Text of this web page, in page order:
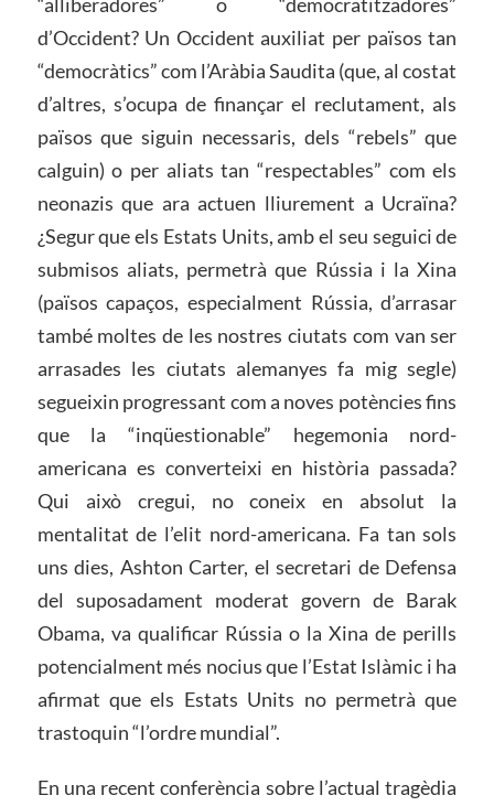
d’Occident? Un Occident auxiliat per països tan
“democràtics” com l’Aràbia Saudita (que, al costat
d’altres, s’ocupa de finançar el reclutament, als
països que siguin necessaris, dels “rebels” que
calguin) o per aliats tan “respectables” com els
neonazis que ara actuen lliurement a Ucraïna?
¿Segur que els Estats Units, amb el seu seguici de
submisos aliats, permetrà que Rússia i la Xina
(països capaços, especialment Rússia, d’arrasar
també moltes de les nostres ciutats com van ser
arrasades les ciutats alemanyes fa mig segle)
segueixin progressant com a noves potències fins
que la “inqüestionable” hegemonia nord-
americana es converteixi en història passada?
Qui això cregui, no coneix en absolut la
mentalitat de l’elit nord-americana. Fa tan sols
uns dies, Ashton Carter, el secretari de Defensa
del suposadament moderat govern de Barak
Obama, va qualificar Rússia o la Xina de perills
potencialment més nocius que l’Estat Islàmic i ha
afirmat que els Estats Units no permetrà que
trastoquin “l’ordre mundial”.
En una recent conferència sobre l’actual tragèdia